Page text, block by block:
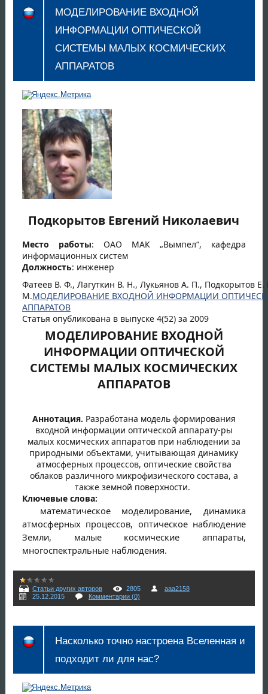
МОДЕЛИРОВАНИЕ ВХОДНОЙ
ИНФОРМАЦИИ ОПТИЧЕСКОЙ
СИСТЕМЫ МАЛЫХ КОСМИЧЕСКИХ
АППАРАТОВ
Подкорытов Евгений Николаевич
Место работы: ОАО МАК „Вымпел“, кафедра
информационных систем
Должность: инженер
Фатеев В. Ф., Лагуткин В. Н., Лукьянов А. П., Подкорытов
М.МОДЕЛИРОВАНИЕ ВХОДНОЙ ИНФОРМАЦИИ
АППАРАТОВ
Статья опубликована в выпуске 4(52) за 2009
МОДЕЛИРОВАНИЕ ВХОДНОЙ
ИНФОРМАЦИИ ОПТИЧЕСКОЙ
СИСТЕМЫ МАЛЫХ КОСМИЧЕСКИХ
АППАРАТОВ
Аннотация. Разработана модель формирования
входной информации оптической аппарату-ры
малых космических аппаратов при наблюдении за
природными объектами, учитывающая динамику
атмосферных процессов, оптические свойства
облаков различного микрофизического состава, а
также земной поверхности.
Ключевые слова:
математическое моделирование, динамика
атмосферных процессов, оптическое наблюдение
Земли, малые космические аппараты,
многоспектральные наблюдения.
Статьи других авторов 2805
aaa2158
25.12.2015
Комментарии (0)
Насколько точно настроена Вселенная и
подходит ли для нас?